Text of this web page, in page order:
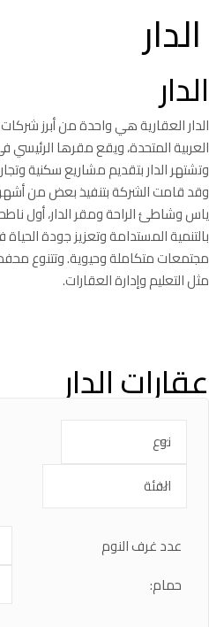
الدار
الدار
الدار العقارية هي واحدة من أبرز
وتشتهر الدار بتقديم مشاريع سكنية
وقد قامت الشركة بتنفيذ بعض من
ياس وشاطئ الراحة ومقر الدار، أول
بالتنمية المستدامة وتعزيز جودة
مجتمعات متكاملة وحيوية. وتتنوع
مثل التعليم وإدارة العقارات.
عقارات الدار
عدد غرف النوم
حمام: